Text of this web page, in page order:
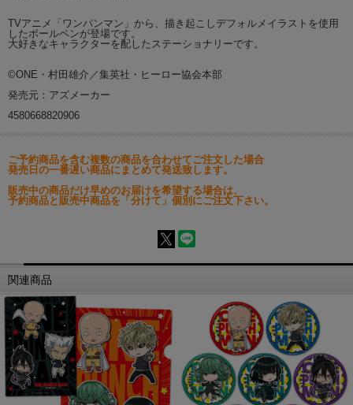
TVアニメ「ワンパンマン」から、描き起こしデフォルメイラストを使用
したボールペンが登場です。
大好きなキャラクターを配したステーショナリーです。
©ONE・村田雄介／集英社・ヒーロー協会本部
発売元：アズメーカー
4580668820906
ご予約商品を含む複数の商品を合わせてご注文した場合
発売日の一番遅い商品にまとめて発送致します。
販売中の商品だけ早めのお届けを希望する場合は、
予約商品と販売中商品を「分けて」個別にご注文下さい。
関連商品